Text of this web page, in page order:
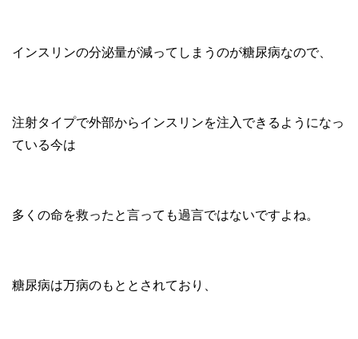
インスリンの分泌量が減ってしまうのが糖尿病なので、
注射タイプで外部からインスリンを注入できるようになっ
ている今は
多くの命を救ったと言っても過言ではないですよね。
糖尿病は万病のもととされており、